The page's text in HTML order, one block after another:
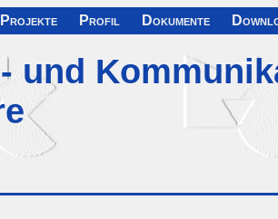
Projekte Profil Dokumente
und